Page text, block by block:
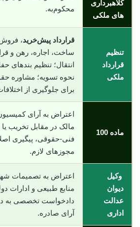
کلاهبرداری
های ملکی
محکوم‌به.
تنظیم
قرارداد
ملکی
قرارداد پیش‌خرید،
ساخت، اجاره، رهن و
انتقال؛ تنظیم بندهای
نحوه تسویه؛ مشاوره
برای جلوگیری از
ماده 100
اعتراض به آرای
مالک در مقابل تخریب یا
فنی-حقوقی، پیگیری
مجوزهای لازم.
وکیل
دیوان
عدالت
اداری
اعتراض به تصمیمات
منابع طبیعی و ادارات
دادخواست تخصصی به
آرای صادره.